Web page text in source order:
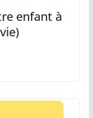
enfant à